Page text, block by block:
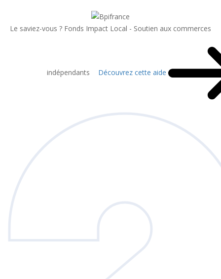
Le saviez-vous ? Fonds Impact Local - Soutien aux commerces
indépendants Découvrez cette aide